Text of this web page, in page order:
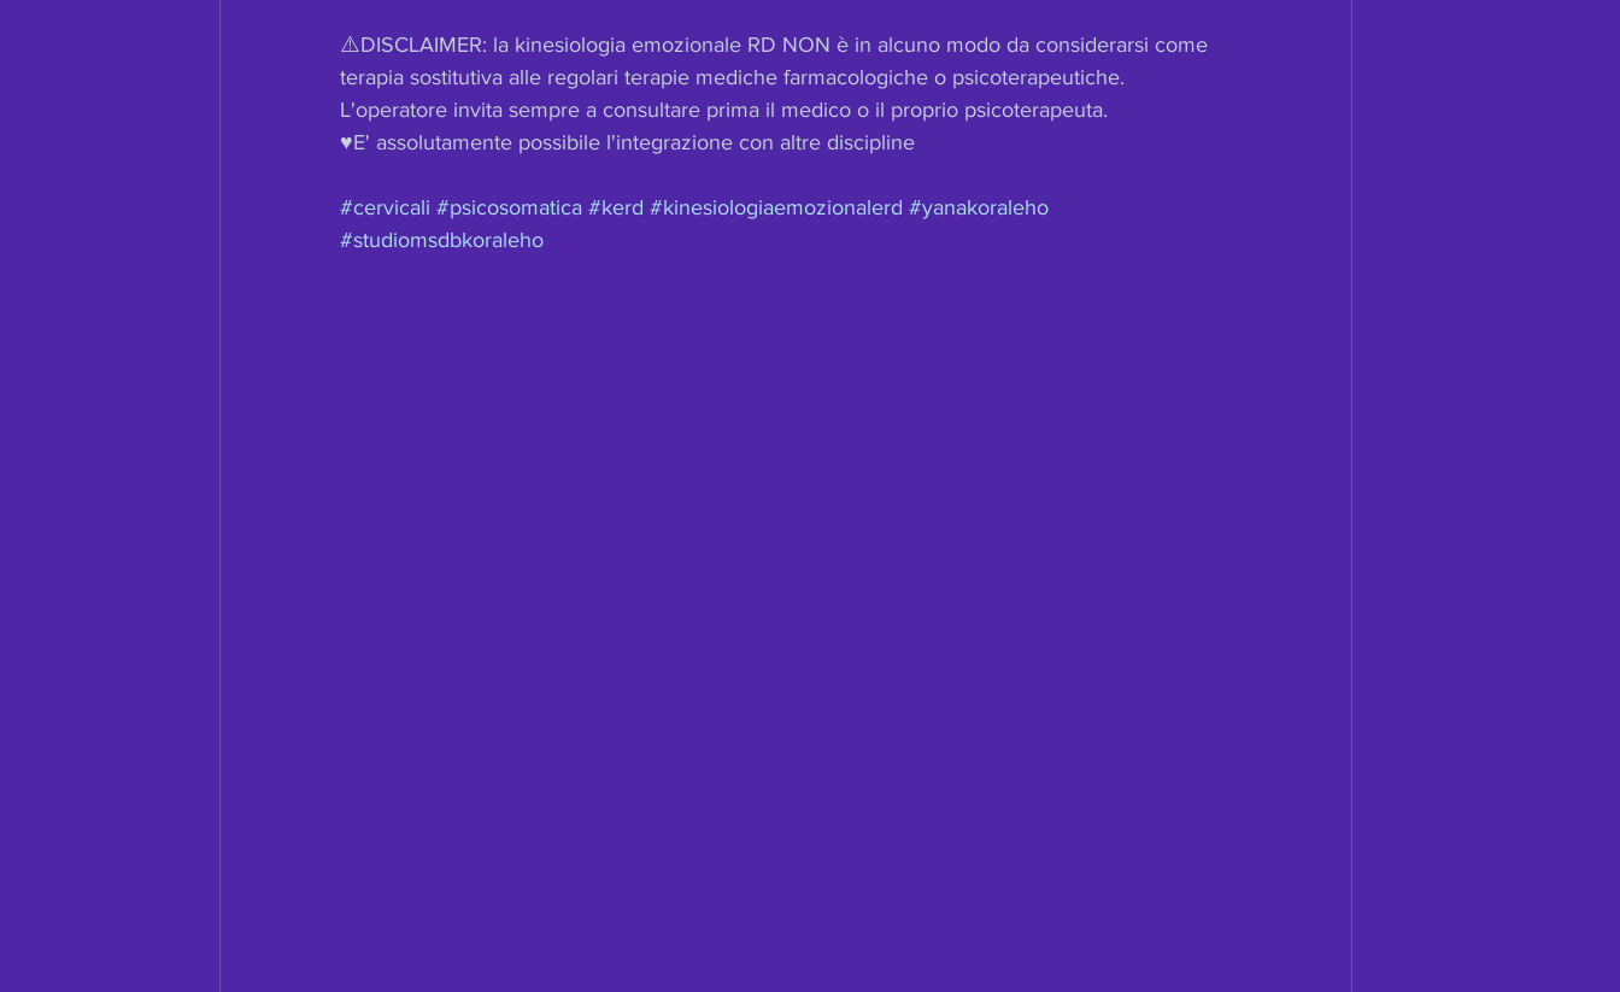
⚠️DISCLAIMER: la kinesiologia emozionale RD NON è in alcuno modo da considerarsi come
terapia sostitutiva alle regolari terapie mediche farmacologiche o psicoterapeutiche.
L'operatore invita sempre a consultare prima il medico o il proprio psicoterapeuta.
♥️E' assolutamente possibile l'integrazione con altre discipline
#cervicali #psicosomatica #kerd #kinesiologiaemozionalerd #yanakoraleho
#studiomsdbkoraleho